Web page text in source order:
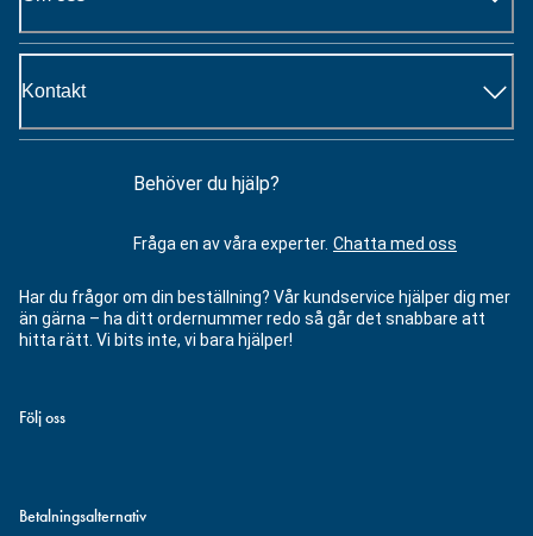
Kontakt
Behöver du hjälp?
Fråga en av våra experter. Chatta med oss
Har du frågor om din beställning? Vår kundservice hjälper dig mer
än gärna – ha ditt ordernummer redo så går det snabbare att
hitta rätt. Vi bits inte, vi bara hjälper!
Följ oss
Betalningsalternativ